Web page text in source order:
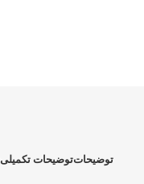
توضیحاتتوضیحات تکمیلی